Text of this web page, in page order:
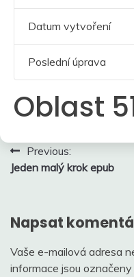
Datum vytvoření
Poslední úprava
Oblast
Navigace
pro
Previous:
Jeden malý krok epub
Napsat
Vaše e-mailová adresa
informace jsou označeny